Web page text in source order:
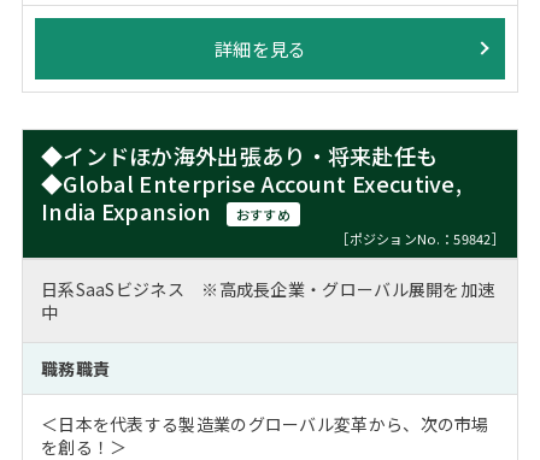
詳細を見る
◆インドほか海外出張あり・将来赴任も
◆Global Enterprise Account Executive,
India Expansion
おすすめ
［ポジションNo.：59842］
日系SaaSビジネス ※高成長企業・グローバル展開を加速
中
職務職責
＜日本を代表する製造業のグローバル変革から、次の市場
を創る！＞